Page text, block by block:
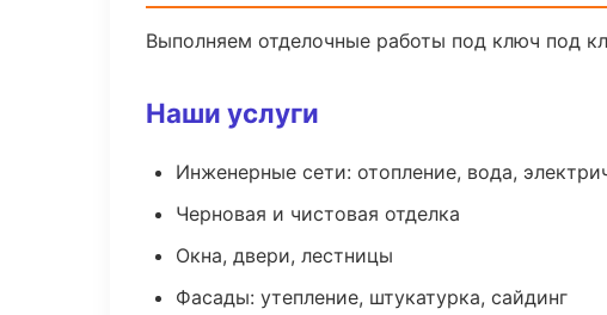
Выполняем отделочные работы под ключ под
Наши услуги
Инженерные сети: отопление, вода,
Черновая и чистовая отделка
Окна, двери, лестницы
Фасады: утепление, штукатурка, сайдинг